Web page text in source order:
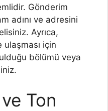
Gönderim
adını ve adresini
Ayrıca,
ulaşması için
bölümü veya
Ton